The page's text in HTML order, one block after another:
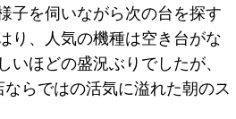
子を伺いながら次の台を探す
り、人気の機種は空き台がな
いほどの盛況ぶりでしたが、
らではの活気に溢れた朝のス